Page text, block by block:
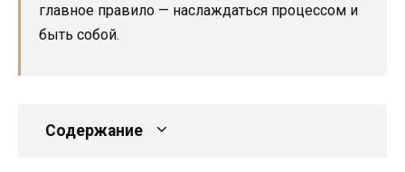
главное правило — наслаждаться процессом и
быть собой.
Содержание